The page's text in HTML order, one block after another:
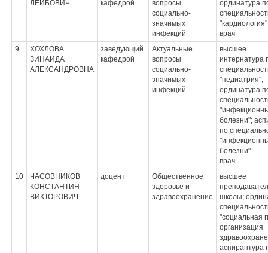
ЛЕЙБОВИЧ кафедрой
вопросы
социально-
значимых
инфекций
ординатура
"кардиология"
врач
9
ХОХЛОВА
ЗИНАИДА
АЛЕКСАНДРОВНА
заведующий
кафедрой
Актуальные
вопросы
социально-
значимых
инфекций
высшее
интернатура
"педиатрия",
ординатура
болезни";
по
болезни"
врач
10
ЧАСОВНИКОВ
КОНСТАНТИН
ВИКТОРОВИЧ
доцент
Общественное
здоровье и
здравоохранение
высшее
школы;
"социальная
организация
аспирантура